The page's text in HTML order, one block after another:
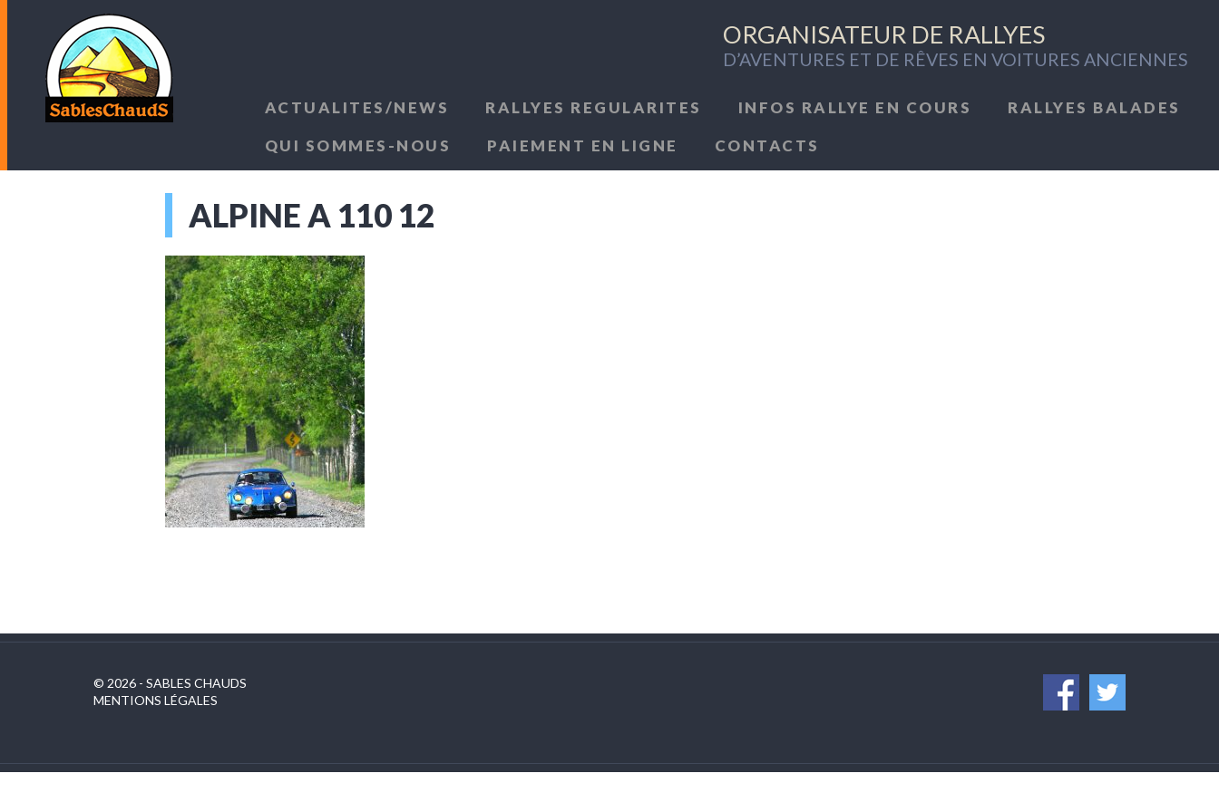
ORGANISATEUR DE RALLYES
D’AVENTURES ET DE RÊVES EN VOITURES ANCIENNES
ACTUALITES/NEWS RALLYES REGULARITES INFOS RALLYE EN COURS
RALLYES BALADES
QUI SOMMES-NOUS
PAIEMENT EN LIGNE CONTACTS
ALPINE A 110 12
© 2026 - SABLES CHAUDS
MENTIONS LÉGALES